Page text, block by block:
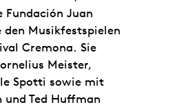
Fundación Juan
Musikfestspielen
Cremona. Sie
Meister,
Spotti sowie mit
und Ted Huffman